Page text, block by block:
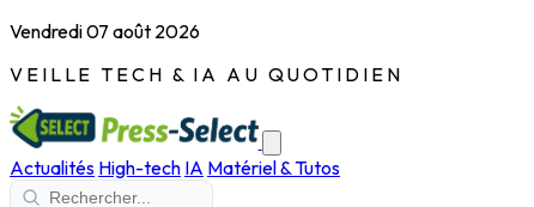
Vendredi 07 août 2026
VEILLE TECH & IA AU QUOTIDIEN
Actualités High-tech IA Matériel & Tutos